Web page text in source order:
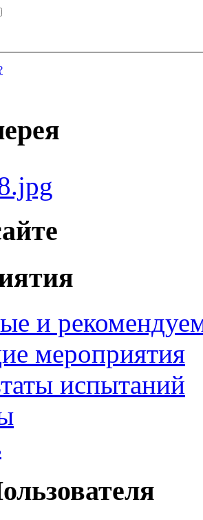
и
мероприятия
испытаний